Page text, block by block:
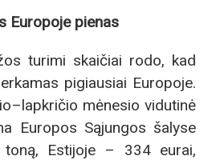
Europoje pienas
turimi skaičiai rodo, kad
pigiausiai Europoje.
mėnesio vidutinė
Europos Sąjungos šalyse
Estijoje – 334 eurai,